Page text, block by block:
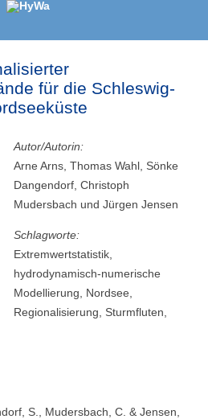
für die Schleswig-
Autor/Autorin:
Arne Arns, Thomas Wahl, Sönke
Dangendorf, Christoph
Mudersbach und Jürgen Jensen
Schlagworte:
Extremwertstatistik,
hydrodynamisch-numerische
Modellierung, Nordsee,
Regionalisierung, Sturmfluten,
S., Mudersbach, C. & Jensen,